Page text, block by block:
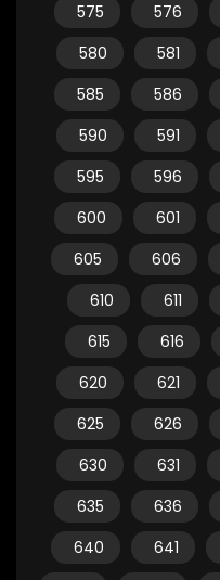
575
576
580
581
585
586
590
591
595
596
600
601
605
606
610
611
615
616
620
621
625
626
630
631
635
636
640
641